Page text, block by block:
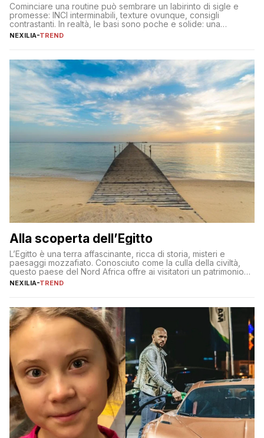
Cominciare una routine può sembrare un labirinto di sigle e
promesse: INCI interminabili, texture ovunque, consigli
contrastanti. In realtà, le basi sono poche e solide: una
detersione delicata che non impoverisce, un’idratazione
tutto il resto. […]
NEXILIA-TREND
Alla scoperta dell’Egitto
L’Egitto è una terra affascinante, ricca di storia, misteri e
paesaggi mozzafiato. Conosciuto come la culla della civiltà,
questo paese del Nord Africa offre ai visitatori un patrimonio
culturale unico al mondo. Attraverso i millenni, l’Egitto è stato il
NEXILIA-TREND